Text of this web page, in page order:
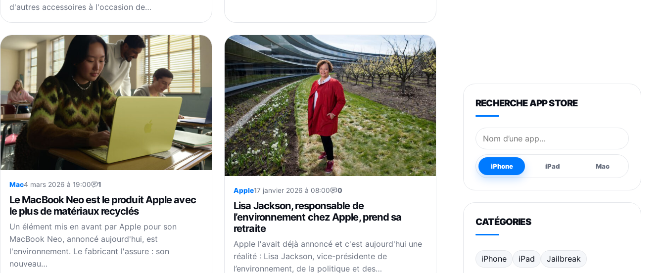
d'autres accessoires à l'occasion de…
Mac4 mars 2026 à 19:00 1
Le MacBook Neo est le produit Apple avec
le plus de matériaux recyclés
Un élément mis en avant par Apple pour son
MacBook Neo, annoncé aujourd'hui, est
l'environnement. Le fabricant l'assure : son
nouveau…
Apple17 janvier 2026 à 08:00 0
Lisa Jackson, responsable de
l’environnement chez Apple, prend sa
retraite
Apple l'avait déjà annoncé et c'est aujourd'hui une
réalité : Lisa Jackson, vice-présidente de
l’environnement, de la politique et des…
RECHERCHE APP STORE
Nom de l’application
iPhone iPad Mac
CATÉGORIES
iPhone iPad Jailbreak